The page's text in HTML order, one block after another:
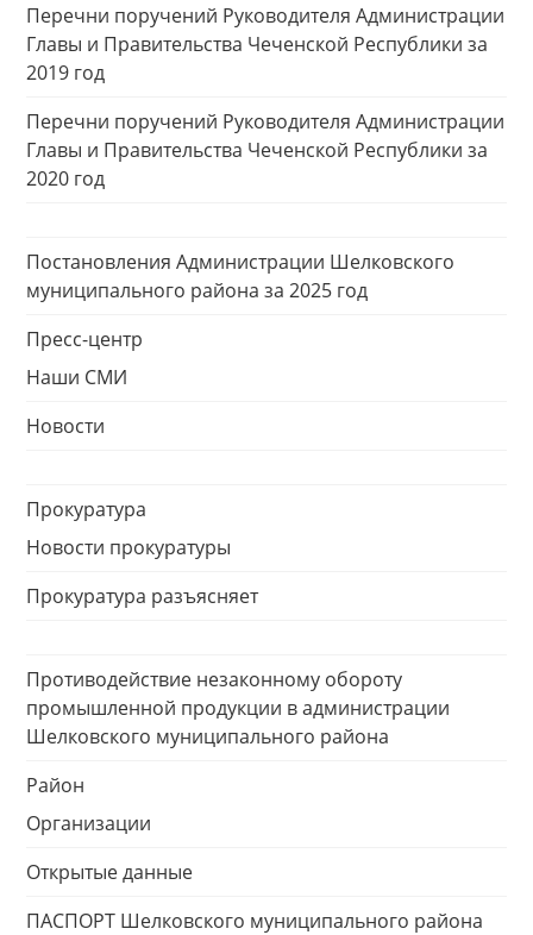
Перечни поручений Руководителя Администрации
Главы и Правительства Чеченской Республики за
2019 год
Перечни поручений Руководителя Администрации
Главы и Правительства Чеченской Республики за
2020 год
Постановления Администрации Шелковского
муниципального района за 2025 год
Пресс-центр
Наши СМИ
Новости
Прокуратура
Новости прокуратуры
Прокуратура разъясняет
Противодействие незаконному обороту
промышленной продукции в администрации
Шелковского муниципального района
Район
Организации
Открытые данные
ПАСПОРТ Шелковского муниципального района